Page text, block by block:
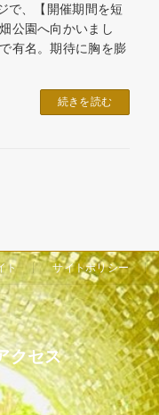
で、【開催期間を短
公園へ向かいまし
有名。期待に胸を膨
続きを読む
ト サイトポリシー
クセス